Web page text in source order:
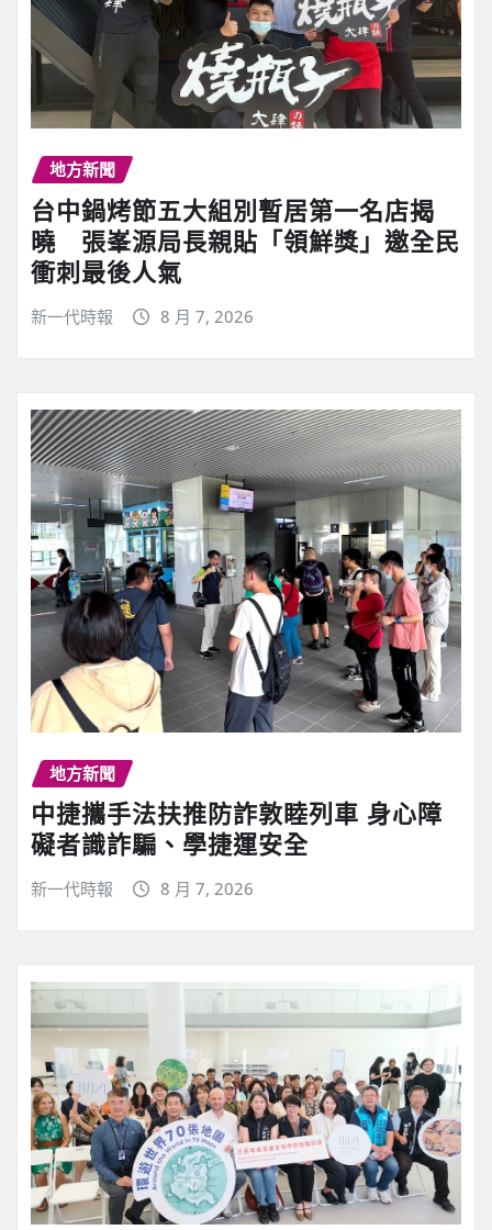
地方新聞
台中鍋烤節五大組別暫居第一名店揭
曉 張峯源局長親貼「領鮮獎」邀全民
衝刺最後人氣
新一代時報 8 月 7, 2026
地方新聞
中捷攜手法扶推防詐敦睦列車 身心障
礙者識詐騙、學捷運安全
新一代時報 8 月 7, 2026